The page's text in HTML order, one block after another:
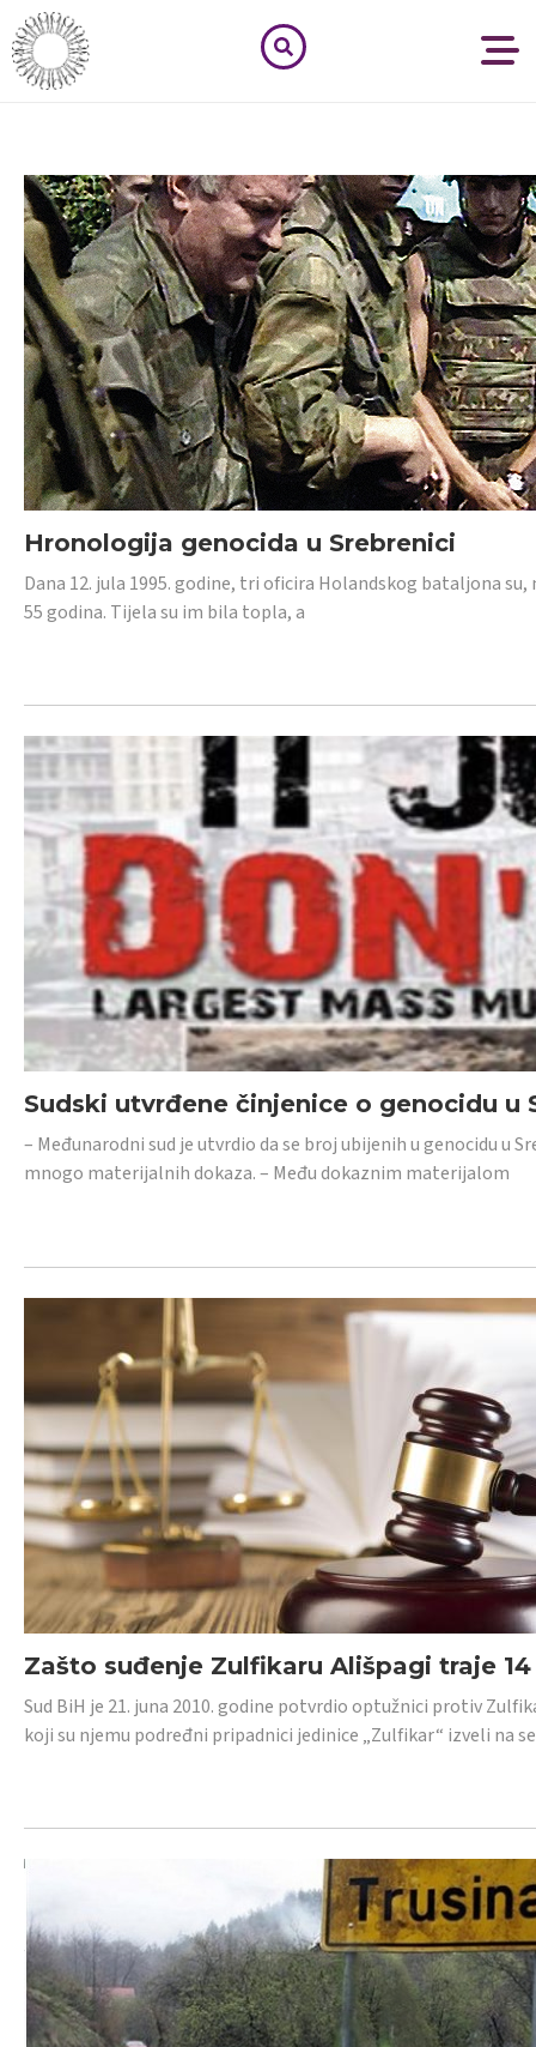
Hronologija genocida u Srebrenici
Dana 12. jula 1995. godine, tri oficira Holandskog bataljona
55 godina. Tijela su im bila topla, a
Sudski utvrđene činjenice o genocidu u
– Međunarodni sud je utvrdio da se broj ubijenih u genocidu u
mnogo materijalnih dokaza. – Među dokaznim materijalom
Zašto suđenje Zulfikaru Ališpagi traje
Sud BiH je 21. juna 2010. godine potvrdio optužnici protiv
koji su njemu podređni pripadnici jedinice „Zulfikar“ izveli na